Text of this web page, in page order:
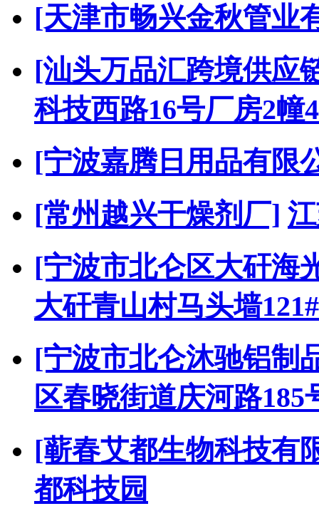
[天津市畅兴金秋管业
[汕头万品汇跨境供应
科技西路16号厂房2幢
[宁波嘉腾日用品有限
[常州越兴干燥剂厂]
[宁波市北仑区大矸海
大矸青山村马头墙121#
[宁波市北仑沐驰铝制
区春晓街道庆河路185
[蕲春艾都生物科技有
都科技园